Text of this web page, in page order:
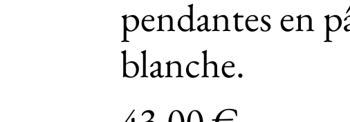
pendantes en
blanche.